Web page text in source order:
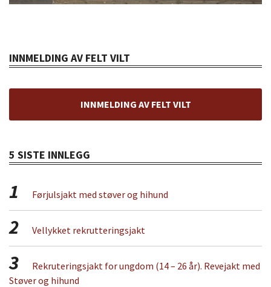
INNMELDING AV FELT VILT
INNMELDING AV FELT VILT
5 SISTE INNLEGG
1 Førjulsjakt med støver og hihund
2 Vellykket rekrutteringsjakt
3
Rekruteringsjakt for ungdom (14 – 26 år). Revejakt med
Støver og hihund